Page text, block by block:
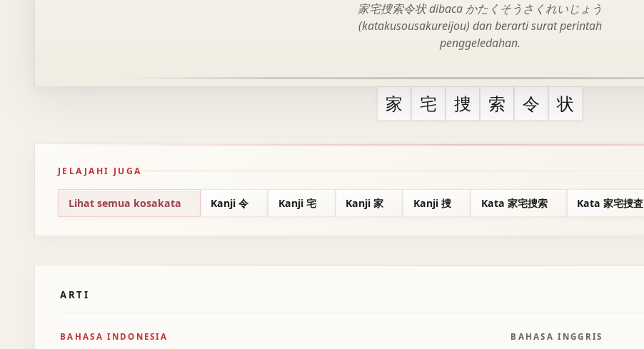
家宅捜索令状 dibaca かたくそうさくれいじょう
(katakusousakureijou) dan berarti surat perintah
penggeledahan.
家 宅 捜 索 令 状
JELAJAHI JUGA
Lihat semua kosakata Kanji 令 Kanji 宅 Kanji 家 Kanji 捜 Kata 家宅捜索 Kata 家宅捜査
ARTI
BAHASA INDONESIA BAHASA INGGRIS